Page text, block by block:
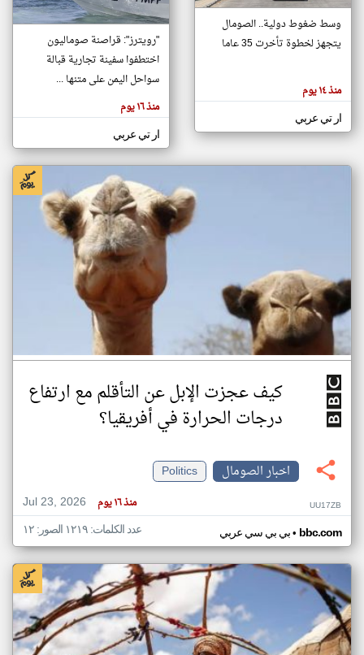
تغيير الدولة
مصادر الأخبار من الصومال
اخبار الصومال على مدار الساعة
أهم اخبار الصومال العاجلة والمباشرة
المقالات
الموجوده
هنا عن
وجهة
كاتبيها.
وسط ضغوط دولية.. الصومال
يتجهز لخطوة تأخرت 35 عاما
منذ ١٤ يوم
ار تي عربي
"رويترز": قراصنة صوماليون
اختطفوا سفينة تجارية قبالة
سواحل اليمن على متنها ...
منذ ١٦ يوم
ار تي عربي
كيف عجزت الإبل عن التأقلم مع ارتفاع
درجات الحرارة في أفريقيا؟
اخبار الصومال
Politics
Jul 23, 2026
منذ ١٦ يوم UU17ZB
بي بي سي عربي• bbc.com عدد الكلمات: ١٢١٩ الصور: ١٢
klyoum.com